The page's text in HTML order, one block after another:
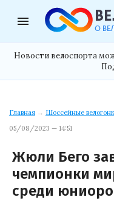
menu
Новости велоспорта
Главная → Шоссейные
05/08/2023 — 14:51
Жюли Бего
чемпионки
среди